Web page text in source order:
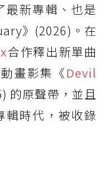
最新專輯、也是
》(2026)。在
合作釋出新單曲
畫影集《Devil
的原聲帶，並且
輯時代，被收錄